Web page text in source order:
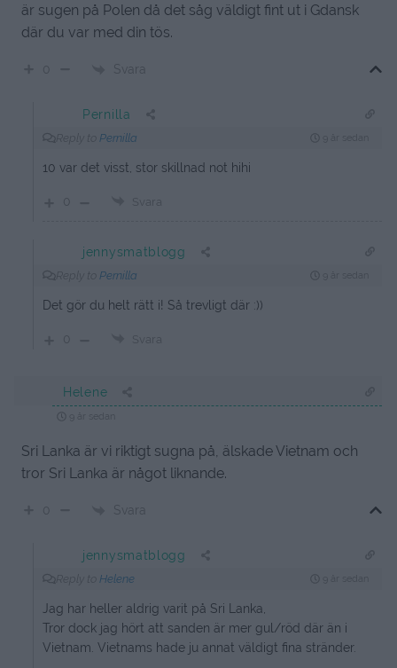
är sugen på Polen då det såg väldigt fint ut i Gdansk
där du var med din tös.
0 Svara
Pernilla
Pernilla
10 var det visst, stor skillnad not hihi
0 Svara
jennysmatblogg
Pernilla
Det gör du helt rätt i! Så trevligt där :))
0 Svara
Helene
Sri Lanka är vi riktigt sugna på, älskade Vietnam och
tror Sri Lanka är något liknande.
0 Svara
jennysmatblogg
Helene
Jag har heller aldrig varit på Sri Lanka,
Tror dock jag hört att sanden är mer gul/röd där än i
Vietnam. Vietnams hade ju annat väldigt fina stränder.